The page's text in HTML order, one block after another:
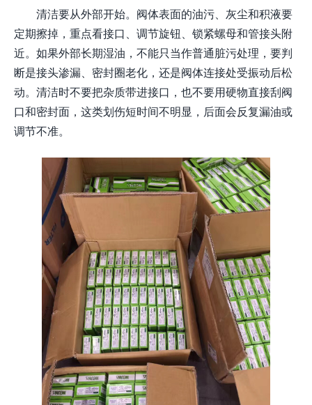
清洁要从外部开始。阀体表面的油污、灰尘和积液要
定期擦掉，重点看接口、调节旋钮、锁紧螺母和管接头附
近。如果外部长期湿油，不能只当作普通脏污处理，要判
断是接头渗漏、密封圈老化，还是阀体连接处受振动后松
动。清洁时不要把杂质带进接口，也不要用硬物直接刮阀
口和密封面，这类划伤短时间不明显，后面会反复漏油或
调节不准。